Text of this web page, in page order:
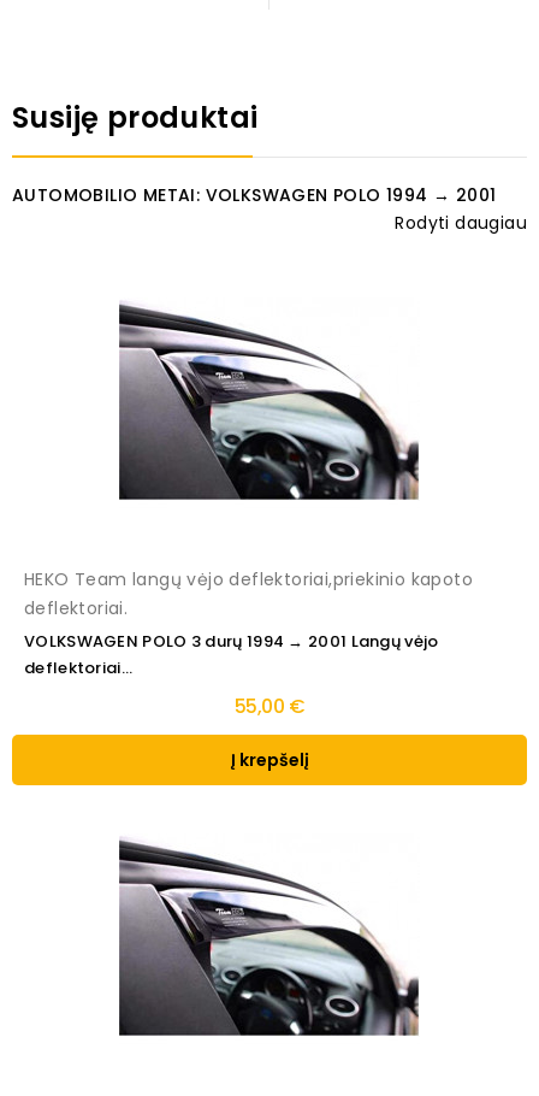
Susiję produktai
AUTOMOBILIO METAI: VOLKSWAGEN POLO 1994 → 2001
Rodyti daugiau
HEKO Team langų vėjo deflektoriai,priekinio kapoto
deflektoriai.
VOLKSWAGEN POLO 3 durų 1994 → 2001 Langų vėjo
deflektoriai...
55,00 €
Į krepšelį